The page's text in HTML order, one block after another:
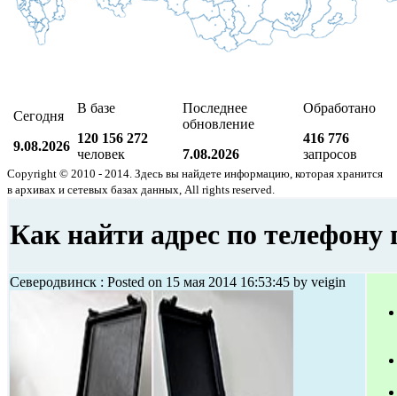
Сегодня
9.08.2026
В базе
120 156 272
человек
Последнее
обновление
7.08.2026
Обработано
416 776
запросов
Copyright © 2010 - 2014. Здесь вы найдете информацию, которая хранится
в архивах и сетевых базах данных, All rights reserved.
Как найти адрес по телефону
Северодвинск : Posted on 15 мая 2014 16:53:45 by veigin